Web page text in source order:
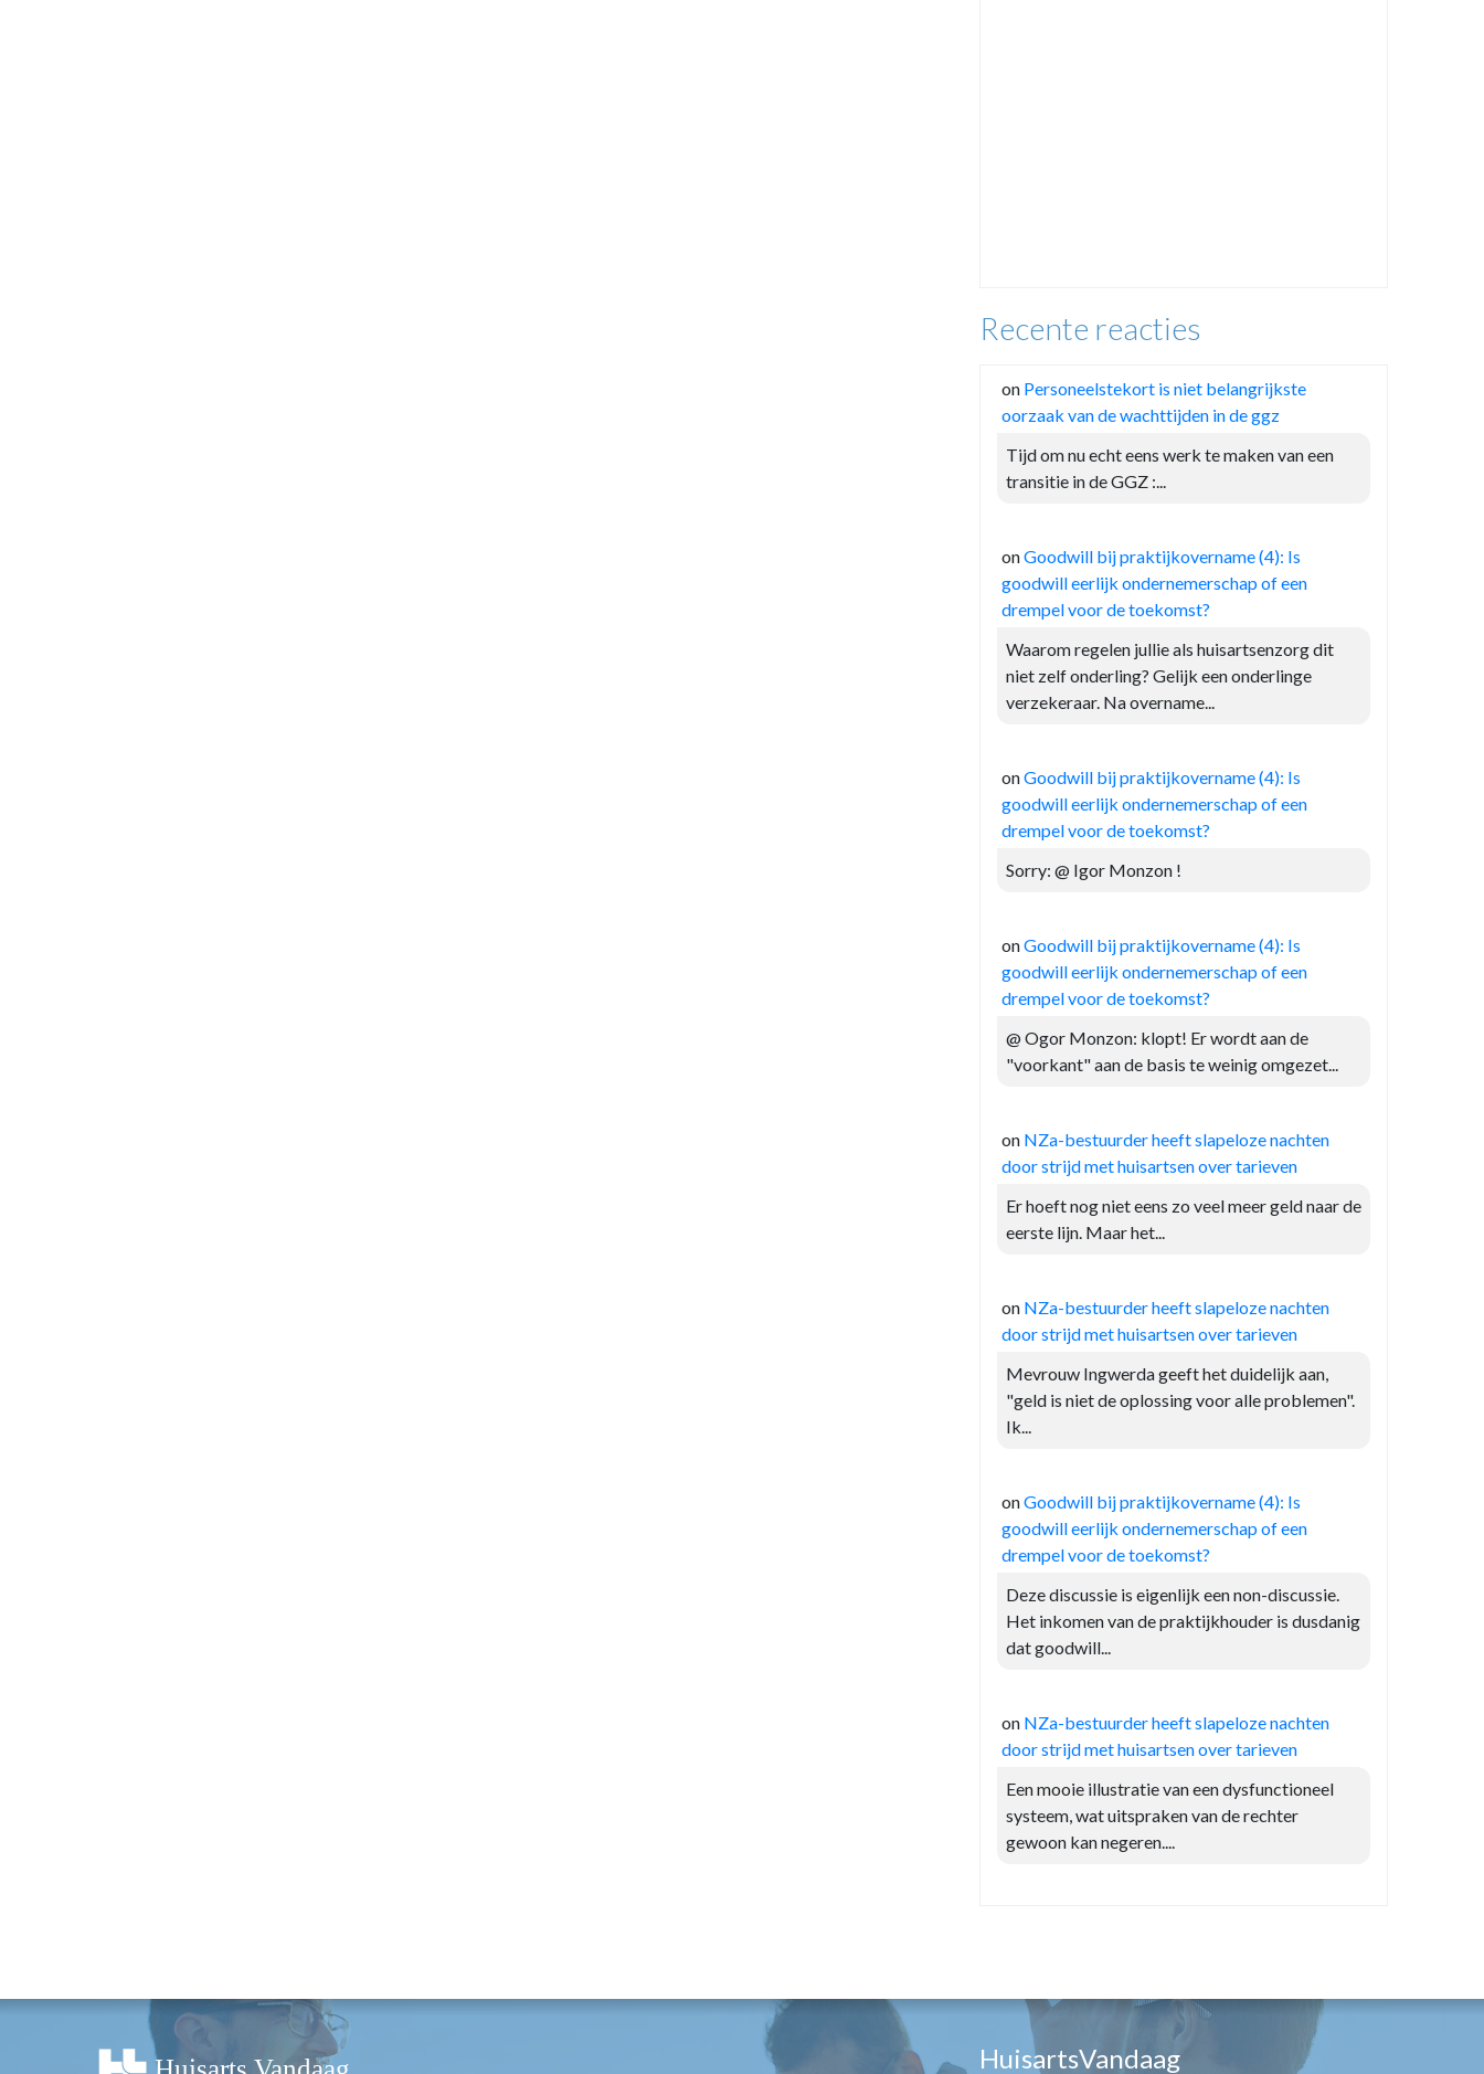
Recente reacties
on Personeelstekort is niet belangrijkste
oorzaak van de wachttijden in de ggz
Tijd om nu echt eens werk te maken van een
transitie in de GGZ :...
onGoodwill bij praktijkovername (4): Is
goodwill eerlijk ondernemerschap of een
drempel voor de toekomst?
Waarom regelen jullie als huisartsenzorg dit
niet zelf onderling? Gelijk een onderlinge
verzekeraar. Na overname...
onGoodwill bij praktijkovername (4): Is
goodwill eerlijk ondernemerschap of een
drempel voor de toekomst?
Sorry: @ Igor Monzon !
onGoodwill bij praktijkovername (4): Is
goodwill eerlijk ondernemerschap of een
drempel voor de toekomst?
@ Ogor Monzon: klopt! Er wordt aan de
"voorkant" aan de basis te weinig omgezet...
on NZa-bestuurder heeft slapeloze nachten
door strijd met huisartsen over tarieven
Er hoeft nog niet eens zo veel meer geld naar de
eerste lijn. Maar het...
on NZa-bestuurder heeft slapeloze nachten
door strijd met huisartsen over tarieven
Mevrouw Ingwerda geeft het duidelijk aan,
"geld is niet de oplossing voor alle problemen".
Ik...
onGoodwill bij praktijkovername (4): Is
goodwill eerlijk ondernemerschap of een
drempel voor de toekomst?
Deze discussie is eigenlijk een non-discussie.
Het inkomen van de praktijkhouder is dusdanig
dat goodwill...
on NZa-bestuurder heeft slapeloze nachten
door strijd met huisartsen over tarieven
Een mooie illustratie van een dysfunctioneel
systeem, wat uitspraken van de rechter
gewoon kan negeren....
HuisartsVandaag